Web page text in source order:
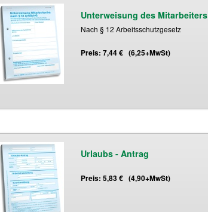
Unterweisung des Mitarbeiters
Nach § 12 Arbeitsschutzgesetz
Preis: 7,44 € (6,25+MwSt)
Urlaubs - Antrag
Preis: 5,83 € (4,90+MwSt)